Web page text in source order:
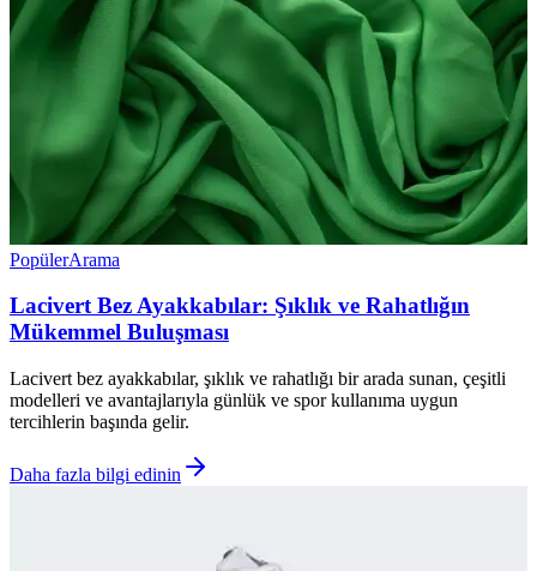
PopülerArama
Lacivert Bez Ayakkabılar: Şıklık ve Rahatlığın
Mükemmel Buluşması
Lacivert bez ayakkabılar, şıklık ve rahatlığı bir arada sunan, çeşitli
modelleri ve avantajlarıyla günlük ve spor kullanıma uygun
tercihlerin başında gelir.
Daha fazla bilgi edinin